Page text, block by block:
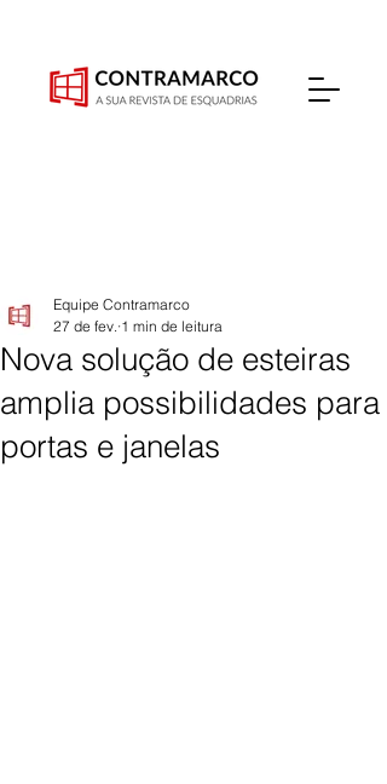
Nova solução de esteiras
amplia possibilidades para
portas e janelas
Equipe Contramarco
27 de fev. 1 min de leitura